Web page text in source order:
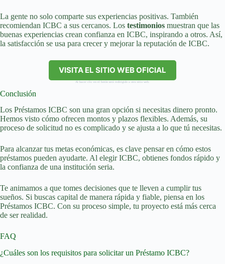
La gente no solo comparte sus experiencias positivas. También
recomiendan ICBC a sus cercanos. Los testimonios muestran que las
buenas experiencias crean confianza en ICBC, inspirando a otros. Así,
la satisfacción se usa para crecer y mejorar la reputación de ICBC.
VISITA EL SITIO WEB OFICIAL
Al hacer clic en el botón será redirigido a otro sitio web.
Conclusión
Los Préstamos ICBC son una gran opción si necesitas dinero pronto.
Hemos visto cómo ofrecen montos y plazos flexibles. Además, su
proceso de solicitud no es complicado y se ajusta a lo que tú necesitas.
Para alcanzar tus metas económicas, es clave pensar en cómo estos
préstamos pueden ayudarte. Al elegir ICBC, obtienes fondos rápido y
la confianza de una institución seria.
Te animamos a que tomes decisiones que te lleven a cumplir tus
sueños. Si buscas capital de manera rápida y fiable, piensa en los
Préstamos ICBC. Con su proceso simple, tu proyecto está más cerca
de ser realidad.
FAQ
¿Cuáles son los requisitos para solicitar un Préstamo ICBC?